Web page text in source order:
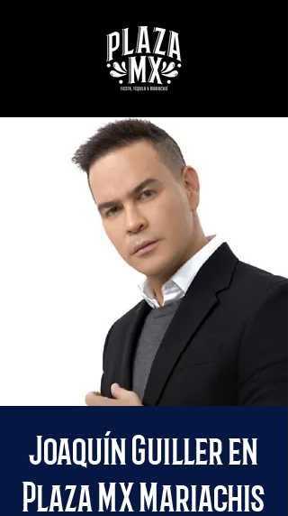
Joaquín Guiller en
Plaza MX Mariachis